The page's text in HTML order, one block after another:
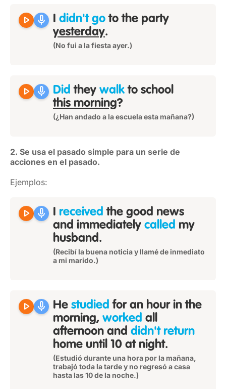
play_arrow mic I didn't go to the party
yesterday.
(No fui a la fiesta ayer.)
play_arrow mic Did they walk to school
this morning?
(¿Han andado a la escuela esta mañana?)
2. Se usa el pasado simple para un serie de
acciones en el pasado.
Ejemplos:
play_arrow mic I received the good news
and immediately called my
husband.
(Recibí la buena noticia y llamé de inmediato
a mi marido.)
play_arrow mic He studied for an hour in the
morning, worked all
afternoon and didn't return
home until 10 at night.
(Estudió durante una hora por la mañana,
trabajó toda la tarde y no regresó a casa
hasta las 10 de la noche.)